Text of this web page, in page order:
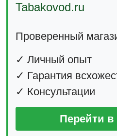
Tabakovod.ru
Проверенный
✓ Личный опыт
✓ Гарантия
✓ Консультации
Перейти в